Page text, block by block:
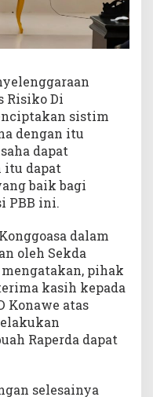
Risiko Di
sistim
dengan itu
dapat
itu dapat
baik bagi
PBB ini.
dalam
oleh Sekda
mengatakan, pihak
kasih kepada
Konawe atas
Raperda dapat
selesainya